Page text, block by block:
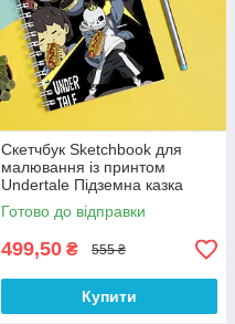
Скетчбук Sketchbook для
малювання із принтом
Undertale Підземна казка
Готово до відправки
499,50 ₴ 555 ₴
Купити